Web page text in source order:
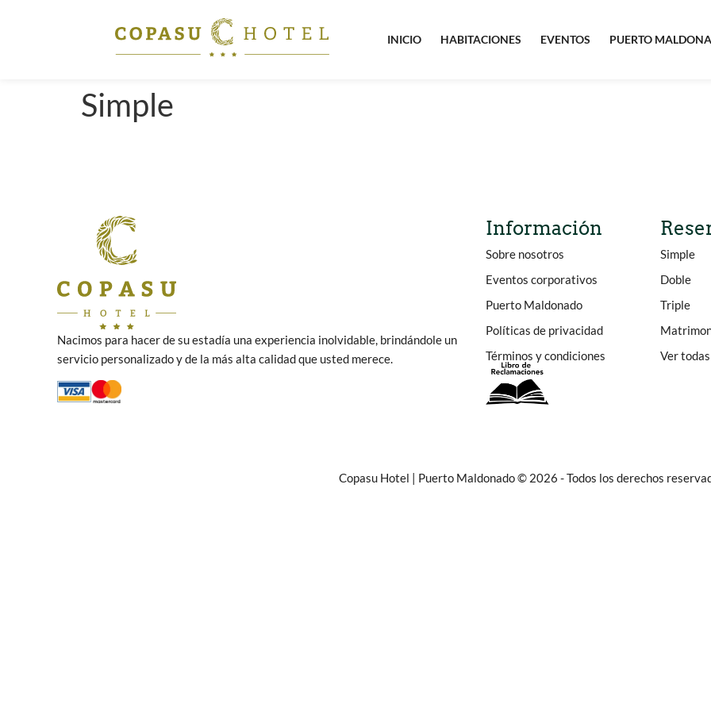
INICIO HABITACIONES EVENTOS PUERTO
Simple
Nacimos para hacer de su estadía una experiencia inolvidable, brindándole un
servicio personalizado y de la más alta calidad que usted merece.
Información
Sobre nosotros
Eventos corporativos
Puerto Maldonado
Políticas de privacidad
Términos y condiciones
Simple
Doble
Triple
Ver todas
Copasu Hotel | Puerto Maldonado © 2026 - Todos los derechos